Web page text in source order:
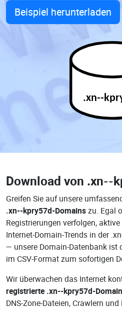
Beispiel herunterladen
.xn--
Download von .xn--
Greifen Sie auf unsere
.xn--kpry57d-Domainszu. Egal
Registrierungen verfolgen,
Internet-Domain-Trends in der
— unsere Domain-Datenbank ist
im CSV-Format zum sofortigen
Wir überwachen das Internet
registrierte .xn--kpry57d-
DNS-Zone-Dateien, Crawlern